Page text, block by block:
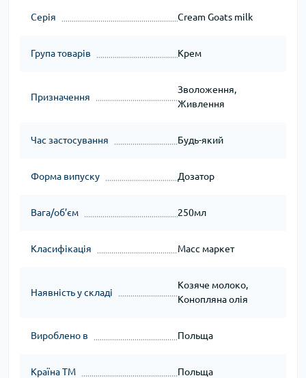
Серія Cream Goats milk
Група товарів Крем
Призначення
Зволоження,
Живлення
Час застосування Будь-який
Форма випуску Дозатор
Вага/об’єм 250мл
Класифікація Масс маркет
Наявність у складі
Козяче молоко,
Конопляна олія
Вироблено в Польща
Країна ТМ Польща